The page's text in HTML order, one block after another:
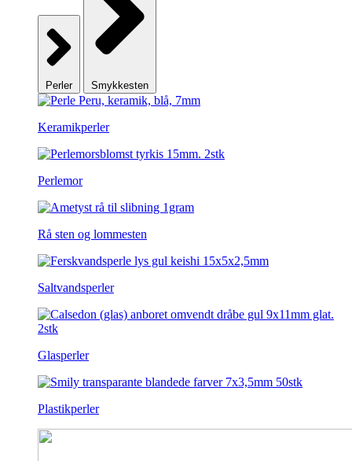
Perler Smykkesten
Keramikperler
Perlemor
Rå sten og lommesten
Saltvandsperler
Glasperler
Plastikperler